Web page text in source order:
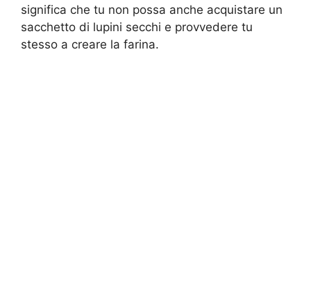
significa che tu non possa anche acquistare un
sacchetto di lupini secchi e provvedere tu
stesso a creare la farina.